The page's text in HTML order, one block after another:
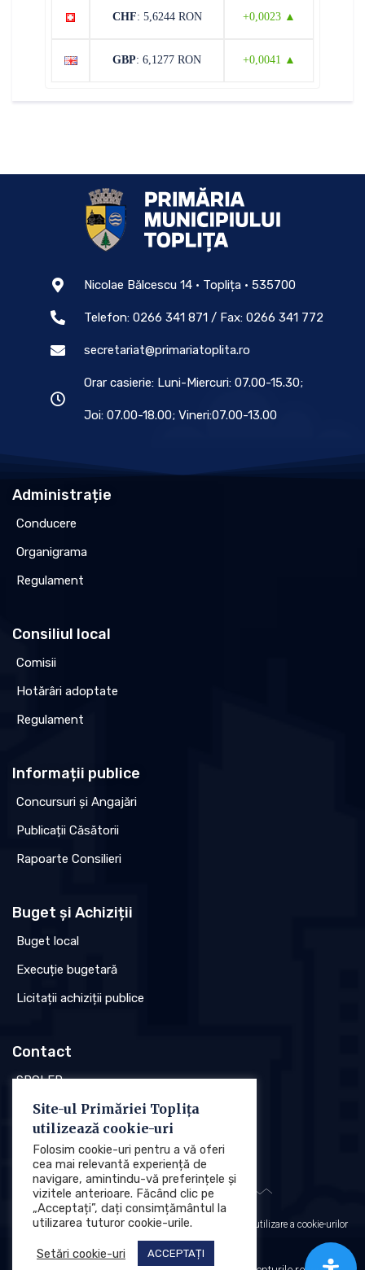
CHF: 5,6244 RON +0,0023 ▲
GBP: 6,1277 RON +0,0041 ▲
Nicolae Bălcescu 14 • Toplița • 535700
Telefon: 0266 341 871 / Fax: 0266 341 772
secretariat@primariatoplita.ro
Orar casierie: Luni-Miercuri: 07.00-15.30;
Joi: 07.00-18.00; Vineri:07.00-13.00
Administrație
Conducere
Organigrama
Regulament
Consiliul local
Comisii
Hotărâri adoptate
Regulament
Informații publice
Concursuri și Angajări
Publicații Căsătorii
Rapoarte Consilieri
Buget și Achiziții
Buget local
Execuție bugetară
Licitații achiziții publice
Contact
SPCLEP
Stare civilă
Poliția locală
Protecția datelor cu caracter personal (GDPR) Politica de utilizare a cookie-urilor
Site-ul Primăriei Toplița
utilizează cookie-uri
Folosim cookie-uri pentru a vă oferi
cea mai relevantă experiență de
navigare, amintindu-vă preferințele și
vizitele anterioare. Făcând clic pe
„Acceptați”, dați consimțământul la
utilizarea tuturor cookie-urile.
Setări cookie-uri ACCEPTAȚI